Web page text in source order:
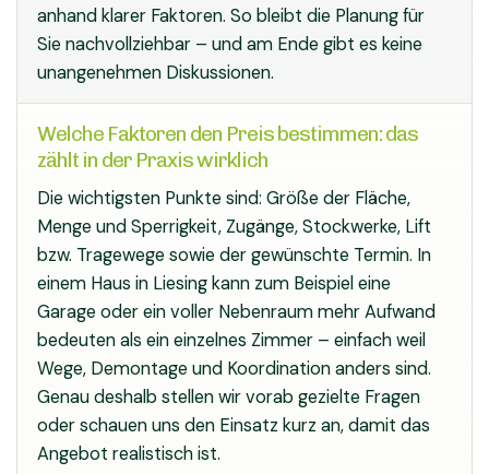
anhand klarer Faktoren. So bleibt die Planung für
Sie nachvollziehbar – und am Ende gibt es keine
unangenehmen Diskussionen.
Welche Faktoren den Preis bestimmen: das
zählt in der Praxis wirklich
Die wichtigsten Punkte sind: Größe der Fläche,
Menge und Sperrigkeit, Zugänge, Stockwerke, Lift
bzw. Tragewege sowie der gewünschte Termin. In
einem Haus in Liesing kann zum Beispiel eine
Garage oder ein voller Nebenraum mehr Aufwand
bedeuten als ein einzelnes Zimmer – einfach weil
Wege, Demontage und Koordination anders sind.
Genau deshalb stellen wir vorab gezielte Fragen
oder schauen uns den Einsatz kurz an, damit das
Angebot realistisch ist.